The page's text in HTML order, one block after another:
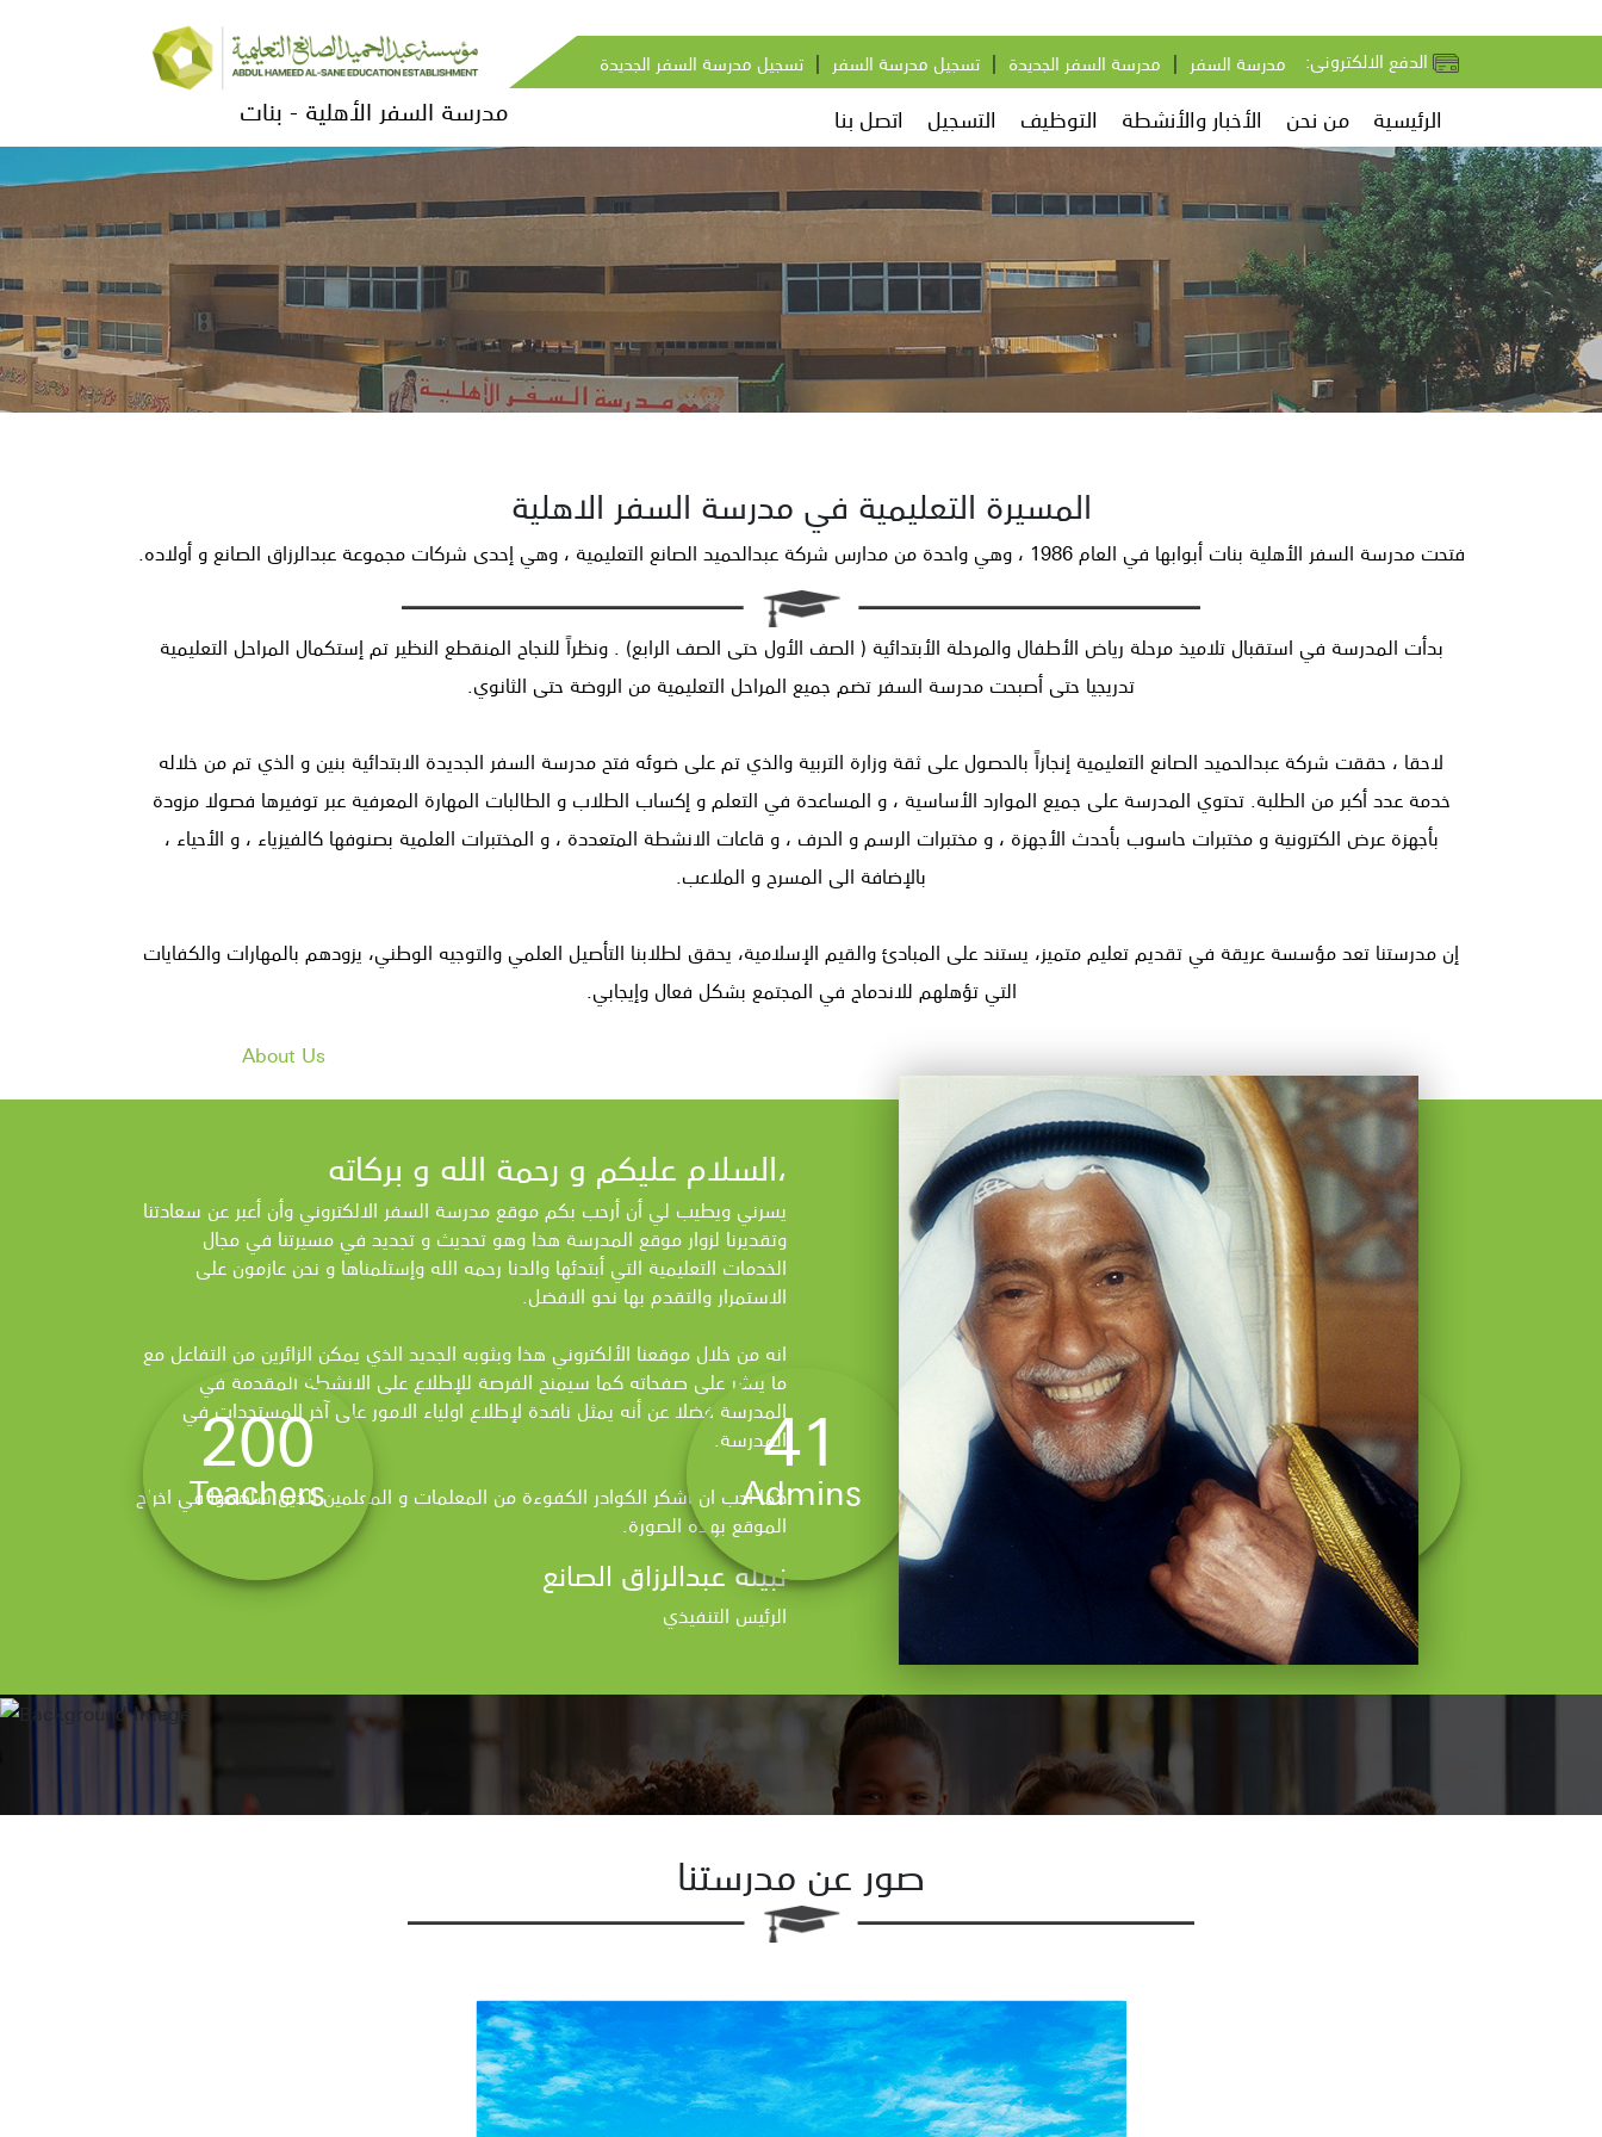
مدرسة السفر الأهلية - بنات اتصل بنا التسجيل التوظيف الأخبار والأنشطة من نحن الرئيسية
تسجيل مدرسة السفر الجديدة | تسجيل مدرسة السفر | مدرسة السفر الجديدة | مدرسة السفر
About Us
About
المسيرة التعليمية في مدرسة السفر الاهلية
فتحت مدرسة السفر الأهلية بنات أبوابها في العام 1986 ، وهي واحدة من مدارس شركة عبدالحميد الصانع التعليمية ، وهي إحدى شركات مجموعة عبدالرزاق الصانع و أولاده.
بدأت المدرسة في استقبال تلاميذ مرحلة رياض الأطفال والمرحلة الأبتدائية ( الصف الأول حتى الصف الرابع) . ونظراً للنجاح المنقطع النظير تم إستكمال المراحل التعليمية
تدريجيا حتى أصبحت مدرسة السفر تضم جميع المراحل التعليمية من الروضة حتى الثانوي.
لاحقا ، حققت شركة عبدالحميد الصانع التعليمية إنجازاً بالحصول على ثقة وزارة التربية والذي تم على ضوئه فتح مدرسة السفر الجديدة الابتدائية بنين و الذي تم من خلاله
خدمة عدد أكبر من الطلبة. تحتوي المدرسة على جميع الموارد الأساسية ، و المساعدة في التعلم و إكساب الطلاب و الطالبات المهارة المعرفية عبر توفيرها فصولا مزودة
بأجهزة عرض الكترونية و مختبرات حاسوب بأحدث الأجهزة ، و مختبرات الرسم و الحرف ، و قاعات الانشطة المتعددة ، و المختبرات العلمية بصنوفها كالفيزياء ، و الأحياء ،
بالإضافة الى المسرح و الملاعب.
إن مدرستنا تعد مؤسسة عريقة في تقديم تعليم متميز، يستند على المبادئ والقيم الإسلامية، يحقق لطلابنا التأصيل العلمي والتوجيه الوطني، يزودهم بالمهارات والكفايات
التي تؤهلهم للاندماج في المجتمع بشكل فعال وإيجابي.
السلام عليكم و رحمة الله و بركاته،
يسرني ويطيب لي أن أرحب بكم موقع مدرسة السفر الالكتروني وأن أعبر عن سعادتنا
وتقديرنا لزوار موقع المدرسة هذا وهو تحديث و تجديد في مسيرتنا في مجال
الخدمات التعليمية التي أبتدئها والدنا رحمه الله وإستلمناها و نحن عازمون على
الاستمرار والتقدم بها نحو الافضل.
انه من خلال موقعنا الألكتروني هذا وبثوبه الجديد الذي يمكن الزائرين من التفاعل مع
ما ينشر على صفحاته كما سيمنح الفرصة للإطلاع على الانشطة المقدمة في
المدرسة فضلا عن أنه يمثل نافدة لإطلاع اولياء الامور على آخر المستجدات في
المدرسة.
كما احب ان اشكر الكوادر الكفوءة من المعلمات و المعلمين الذين ساهموا في اخراج
الموقع بهذه الصورة.
نبيله عبدالرزاق الصانع
الرئيس التنفيذي
200
Teachers 41
Admins 532
Students
صور عن مدرستنا